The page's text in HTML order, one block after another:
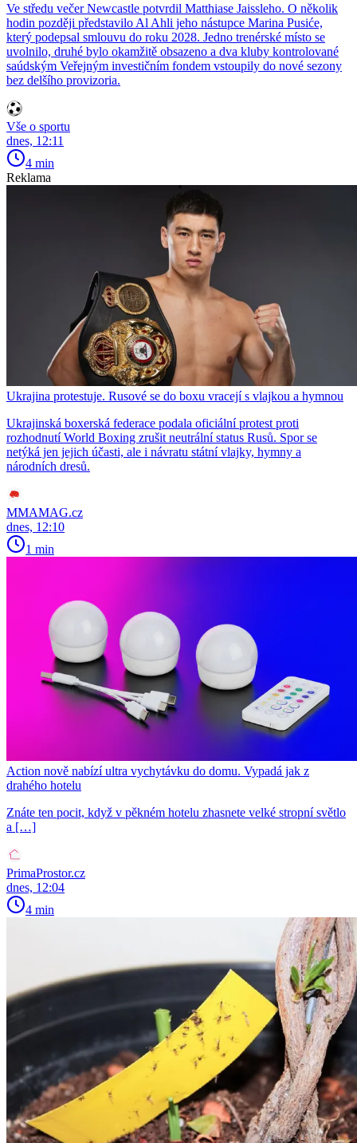
Ve středu večer Newcastle potvrdil Matthiase Jaissleho. O několik
hodin později představilo Al Ahli jeho nástupce Marina Pusiće,
který podepsal smlouvu do roku 2028. Jedno trenérské místo se
uvolnilo, druhé bylo okamžitě obsazeno a dva kluby kontrolované
saúdským Veřejným investičním fondem vstoupily do nové sezony
bez delšího provizoria.
Vše o sportu
dnes, 12:11
4 min
Reklama
Ukrajina protestuje. Rusové se do boxu vracejí s vlajkou a hymnou
Ukrajinská boxerská federace podala oficiální protest proti
rozhodnutí World Boxing zrušit neutrální status Rusů. Spor se
netýká jen jejich účasti, ale i návratu státní vlajky, hymny a
národních dresů.
MMAMAG.cz
dnes, 12:10
1 min
Action nově nabízí ultra vychytávku do domu. Vypadá jak z
drahého hotelu
Znáte ten pocit, když v pěkném hotelu zhasnete velké stropní světlo
a […]
PrimaProstor.cz
dnes, 12:04
4 min